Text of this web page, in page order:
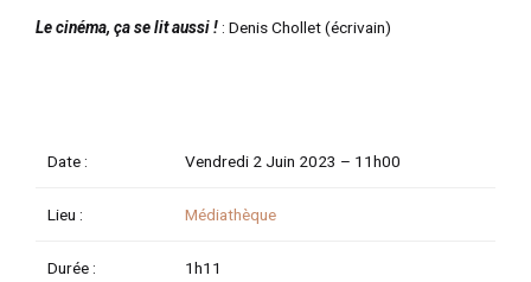
Le cinéma, ça se lit aussi ! : Denis Chollet (écrivain)
Date : Vendredi 2 Juin 2023 – 11h00
Lieu : Médiathèque
Durée : 1h11